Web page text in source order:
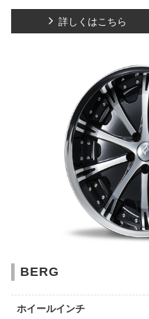
詳しくはこちら
BERG
ホイールインチ